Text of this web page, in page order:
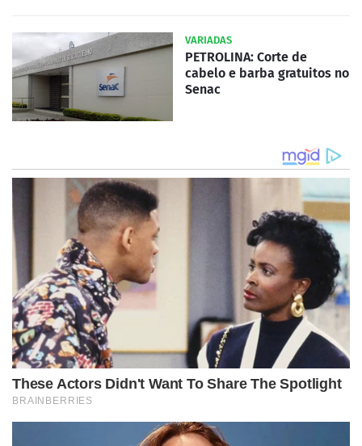
VARIADAS
PETROLINA: Corte de
cabelo e barba gratuitos no
Senac